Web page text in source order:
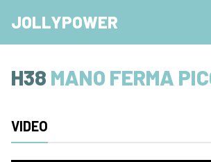
JOLLYPOWER
H38 MANO FERMA
VIDEO